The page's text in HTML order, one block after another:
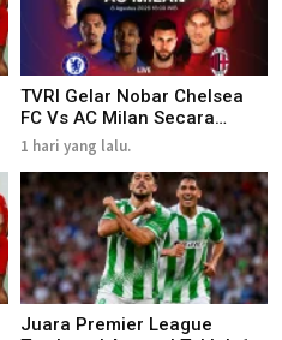
TVRI Gelar Nobar Chelsea
FC Vs AC Milan Secara
Mas...
1 hari yang lalu.
Juara Premier League